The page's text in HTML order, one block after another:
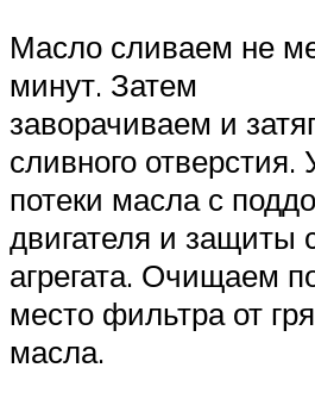
Масло сливаем не
минут. Затем
заворачиваем и
сливного отверстия.
потеки масла с
двигателя и защиты
агрегата. Очищаем
место фильтра от
масла.